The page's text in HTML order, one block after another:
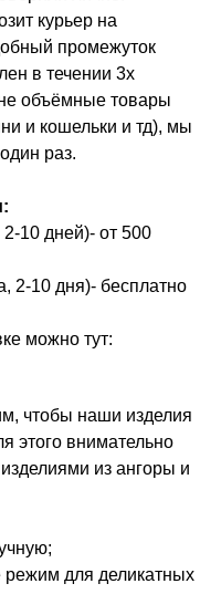
курьер на
промежуток
в течении 3х
объёмные товары
и кошельки и тд), мы
раз.
10 дней)- от 500
2-10 дня)- бесплатно
можно тут:
чтобы наши изделия
этого внимательно
из ангоры и
для деликатных